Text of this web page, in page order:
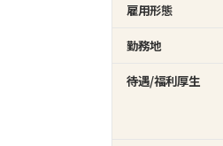
雇用形態
勤務地
待遇/福利厚生